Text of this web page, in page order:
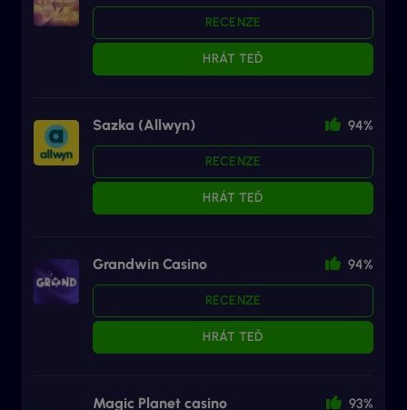
RECENZE
HRÁT TEĎ
Sazka (Allwyn) 94%
RECENZE
HRÁT TEĎ
Grandwin Casino 94%
RECENZE
HRÁT TEĎ
Magic Planet casino 93%